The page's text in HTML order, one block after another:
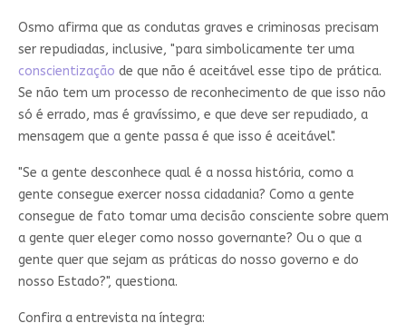
Osmo afirma que as condutas graves e criminosas precisam
ser repudiadas, inclusive, "para simbolicamente ter uma
conscientização de que não é aceitável esse tipo de prática.
Se não tem um processo de reconhecimento de que isso não
só é errado, mas é gravíssimo, e que deve ser repudiado, a
mensagem que a gente passa é que isso é aceitável".
"Se a gente desconhece qual é a nossa história, como a
gente consegue exercer nossa cidadania? Como a gente
consegue de fato tomar uma decisão consciente sobre quem
a gente quer eleger como nosso governante? Ou o que a
gente quer que sejam as práticas do nosso governo e do
nosso Estado?", questiona.
Confira a entrevista na íntegra: